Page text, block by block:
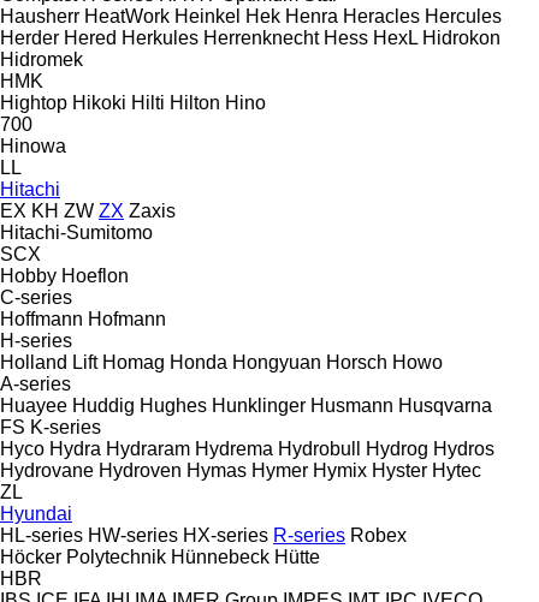
Hausherr HeatWork Heinkel Hek Henra Heracles Hercules
Herder Hered Herkules Herrenknecht Hess HexL Hidrokon
Hidromek
HMK
Hightop Hikoki Hilti Hilton Hino
700
Hinowa
LL
Hitachi
EX KH ZW ZX Zaxis
Hitachi-Sumitomo
SCX
Hobby Hoeflon
C-series
Hoffmann Hofmann
H-series
Holland Lift Homag Honda Hongyuan Horsch Howo
A-series
Huayee Huddig Hughes Hunklinger Husmann Husqvarna
FS K-series
Hyco Hydra Hydraram Hydrema Hydrobull Hydrog Hydros
Hydrovane Hydroven Hymas Hymer Hymix Hyster Hytec
ZL
Hyundai
HL-series HW-series HX-series R-series Robex
Höcker Polytechnik Hünnebeck Hütte
HBR